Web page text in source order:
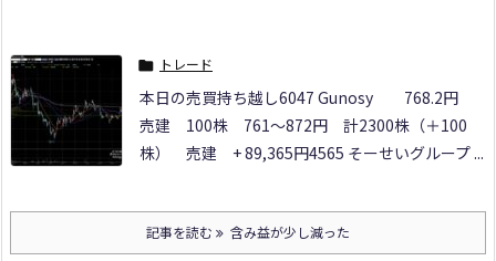
 トレード
本日の売買持ち越し6047 Gunosy
768.2円
売建 100株 761～872円 計2300株（＋100
株） 売建 + 89,365円4565 そーせいグループ ...
記事を読む 含み益が少し減った